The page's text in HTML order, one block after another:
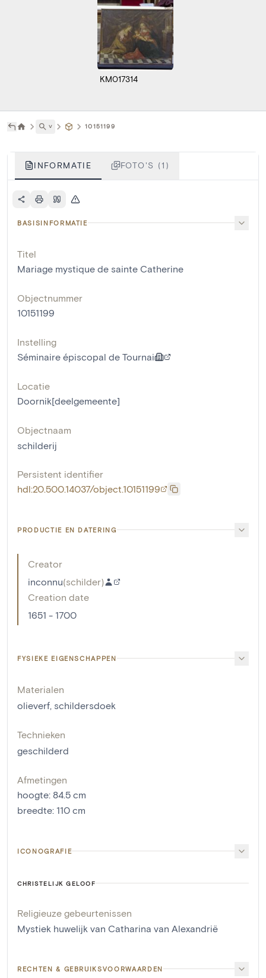
KM017314
˅ 10151199
INFORMATIE FOTO'S (1)
BASISINFORMATIE
Titel
Mariage mystique de sainte Catherine
Objectnummer
10151199
Instelling
Séminaire épiscopal de Tournai
Locatie
Doornik[deelgemeente]
Objectnaam
schilderij
Persistent identifier
hdl:20.500.14037/object.10151199
PRODUCTIE EN DATERING
Creator
inconnu(schilder)
Creation date
1651 - 1700
FYSIEKE EIGENSCHAPPEN
Materialen
olieverf schildersdoek
Technieken
geschilderd
Afmetingen
hoogte: 84.5 cm
breedte: 110 cm
ICONOGRAFIE
CHRISTELIJK GELOOF
Religieuze gebeurtenissen
Mystiek huwelijk van Catharina van Alexandrië
RECHTEN & GEBRUIKSVOORWAARDEN